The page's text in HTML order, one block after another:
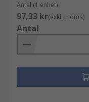
Antal (1 enhet)
97,33 kr(exkl. moms)
Antal